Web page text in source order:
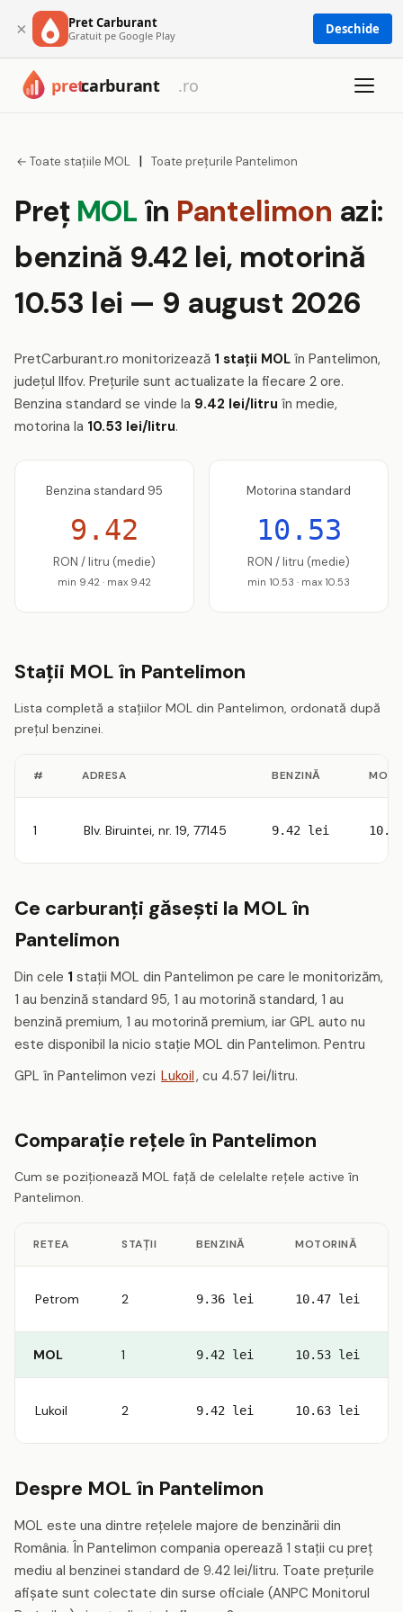
× Pret Carburant
Gratuit pe Google Play Deschide
← Toate stațiile MOL | Toate prețurile Pantelimon
Preț MOL în Pantelimon azi:
benzină 9.42 lei, motorină
10.53 lei — 9 august 2026
PretCarburant.ro monitorizează 1 stații MOL în Pantelimon,
județul Ilfov. Prețurile sunt actualizate la fiecare 2 ore.
Benzina standard se vinde la 9.42 lei/litru în medie,
motorina la 10.53 lei/litru.
Benzina standard 95
9.42
RON / litru (medie)
min 9.42 · max 9.42
Motorina standard
10.53
RON / litru (medie)
min 10.53 · max 10.53
Stații MOL în Pantelimon
Lista completă a stațiilor MOL din Pantelimon, ordonată după
prețul benzinei.
# ADRESA BENZINĂ
1 Blv. Biruintei, nr. 19, 77145 9.42 lei
Ce carburanți găsești la MOL în
Pantelimon
Din cele 1 stații MOL din Pantelimon pe care le monitorizăm,
1 au benzină standard 95, 1 au motorină standard, 1 au
benzină premium, 1 au motorină premium, iar GPL auto nu
este disponibil la nicio stație MOL din Pantelimon. Pentru
GPL în Pantelimon vezi Lukoil, cu 4.57 lei/litru.
Comparație rețele în Pantelimon
Cum se poziționează MOL față de celelalte rețele active în
Pantelimon.
RETEA STAȚII BENZINĂ MOTORINĂ
Petrom 2 9.36 lei 10.47 lei
MOL 1 9.42 lei 10.53 lei
Lukoil 2 9.42 lei 10.63 lei
Despre MOL în Pantelimon
MOL este una dintre rețelele majore de benzinării din
România. În Pantelimon compania operează 1 stații cu preț
mediu al benzinei standard de 9.42 lei/litru. Toate prețurile
afișate sunt colectate din surse oficiale (ANPC Monitorul